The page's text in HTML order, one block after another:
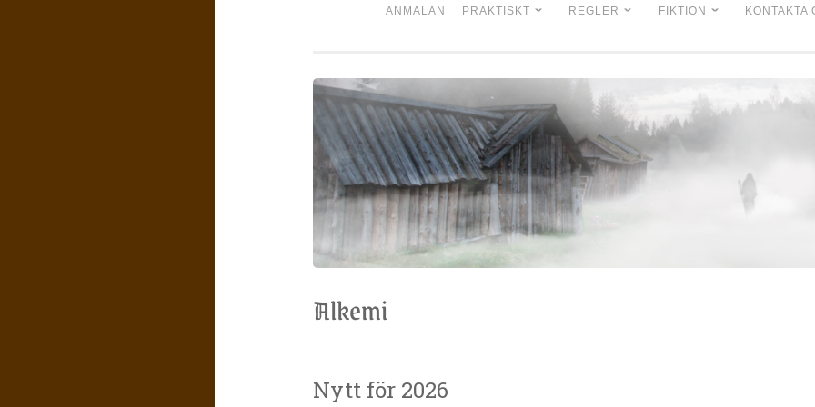
ANMÄLAN PRAKTISKT REGLER FIKTION KONTAKTA
Alkemi
Nytt för 2026